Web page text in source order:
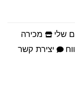
שלי
מכירה
יצירת קשר